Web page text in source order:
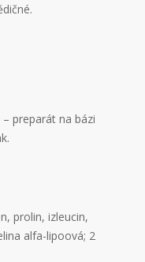
– preparát na bázi
prolin, izleucin,
alfa-lipoová; 2